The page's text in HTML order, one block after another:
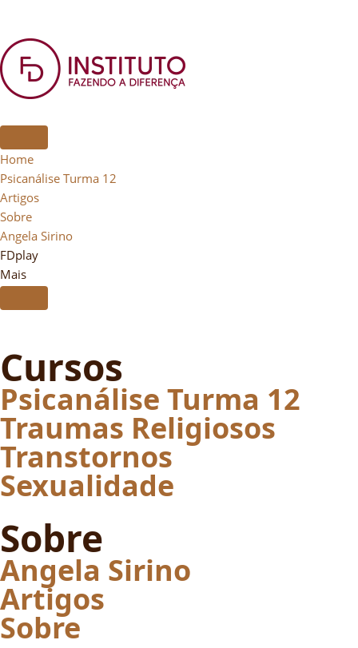
Home
Psicanálise Turma 12
Artigos
Sobre
Angela Sirino
FDplay
Mais
Cursos
Psicanálise Turma 12
Traumas Religiosos
Transtornos
Sexualidade
Sobre
Angela Sirino
Artigos
Sobre